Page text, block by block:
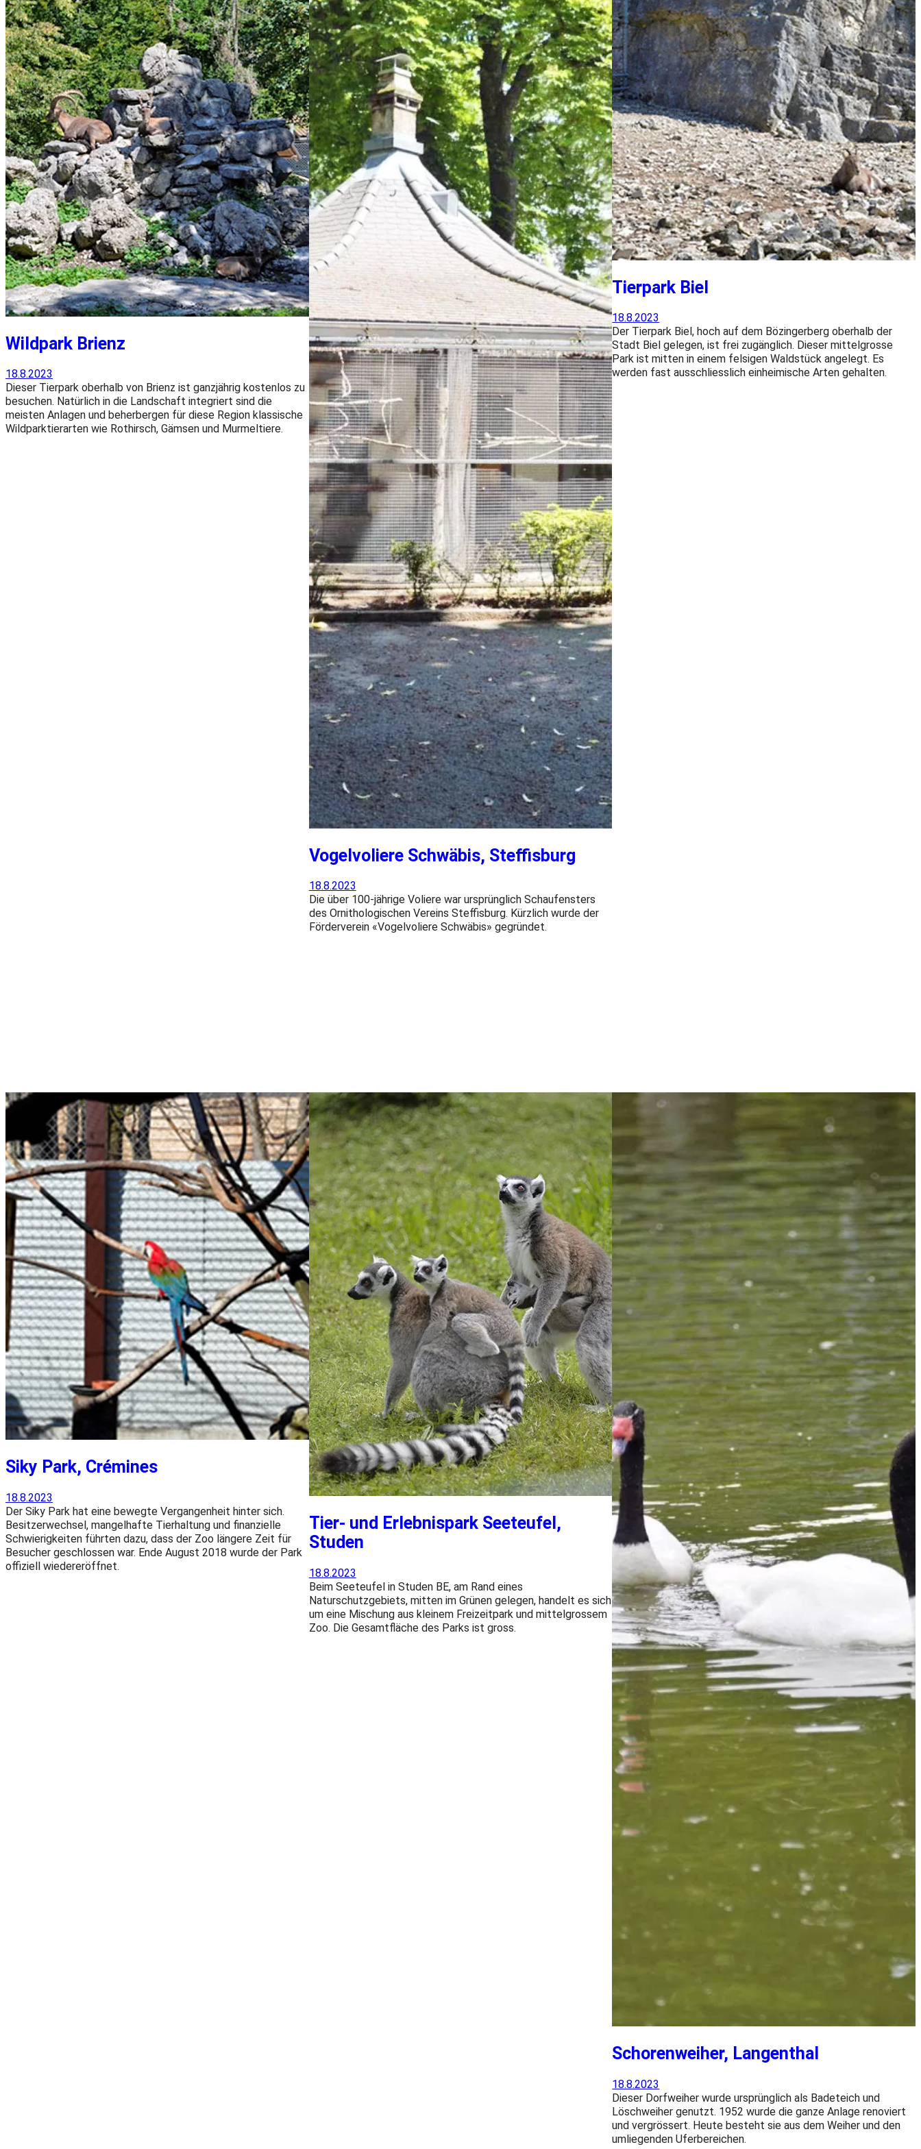
Wildpark Brienz
18.8.2023
Dieser Tierpark oberhalb von Brienz ist ganzjährig kostenlos zu
besuchen. Natürlich in die Landschaft integriert sind die
meisten Anlagen und beherbergen für diese Region klassische
Wildparktierarten wie Rothirsch, Gämsen und Murmeltiere.
Vogelvoliere Schwäbis, Steffisburg
18.8.2023
Die über 100-jährige Voliere war ursprünglich Schaufensters
des Ornithologischen Vereins Steffisburg. Kürzlich wurde der
Förderverein «Vogelvoliere Schwäbis» gegründet.
Tierpark Biel
18.8.2023
Der Tierpark Biel, hoch auf dem Bözingerberg oberhalb der
Stadt Biel gelegen, ist frei zugänglich. Dieser mittelgrosse
Park ist mitten in einem felsigen Waldstück angelegt. Es
werden fast ausschliesslich einheimische Arten gehalten.
Siky Park, Crémines
18.8.2023
Der Siky Park hat eine bewegte Vergangenheit hinter sich.
Besitzerwechsel, mangelhafte Tierhaltung und finanzielle
Schwierigkeiten führten dazu, dass der Zoo längere Zeit für
Besucher geschlossen war. Ende August 2018 wurde der Park
offiziell wiedereröffnet.
Tier- und Erlebnispark Seeteufel,
Studen
18.8.2023
Beim Seeteufel in Studen BE, am Rand eines
Naturschutzgebiets, mitten im Grünen gelegen, handelt es sich
um eine Mischung aus kleinem Freizeitpark und mittelgrossem
Zoo. Die Gesamtfläche des Parks ist gross.
Schorenweiher, Langenthal
18.8.2023
Dieser Dorfweiher wurde ursprünglich als Badeteich und
Löschweiher genutzt. 1952 wurde die ganze Anlage renoviert
und vergrössert. Heute besteht sie aus dem Weiher und den
umliegenden Uferbereichen.